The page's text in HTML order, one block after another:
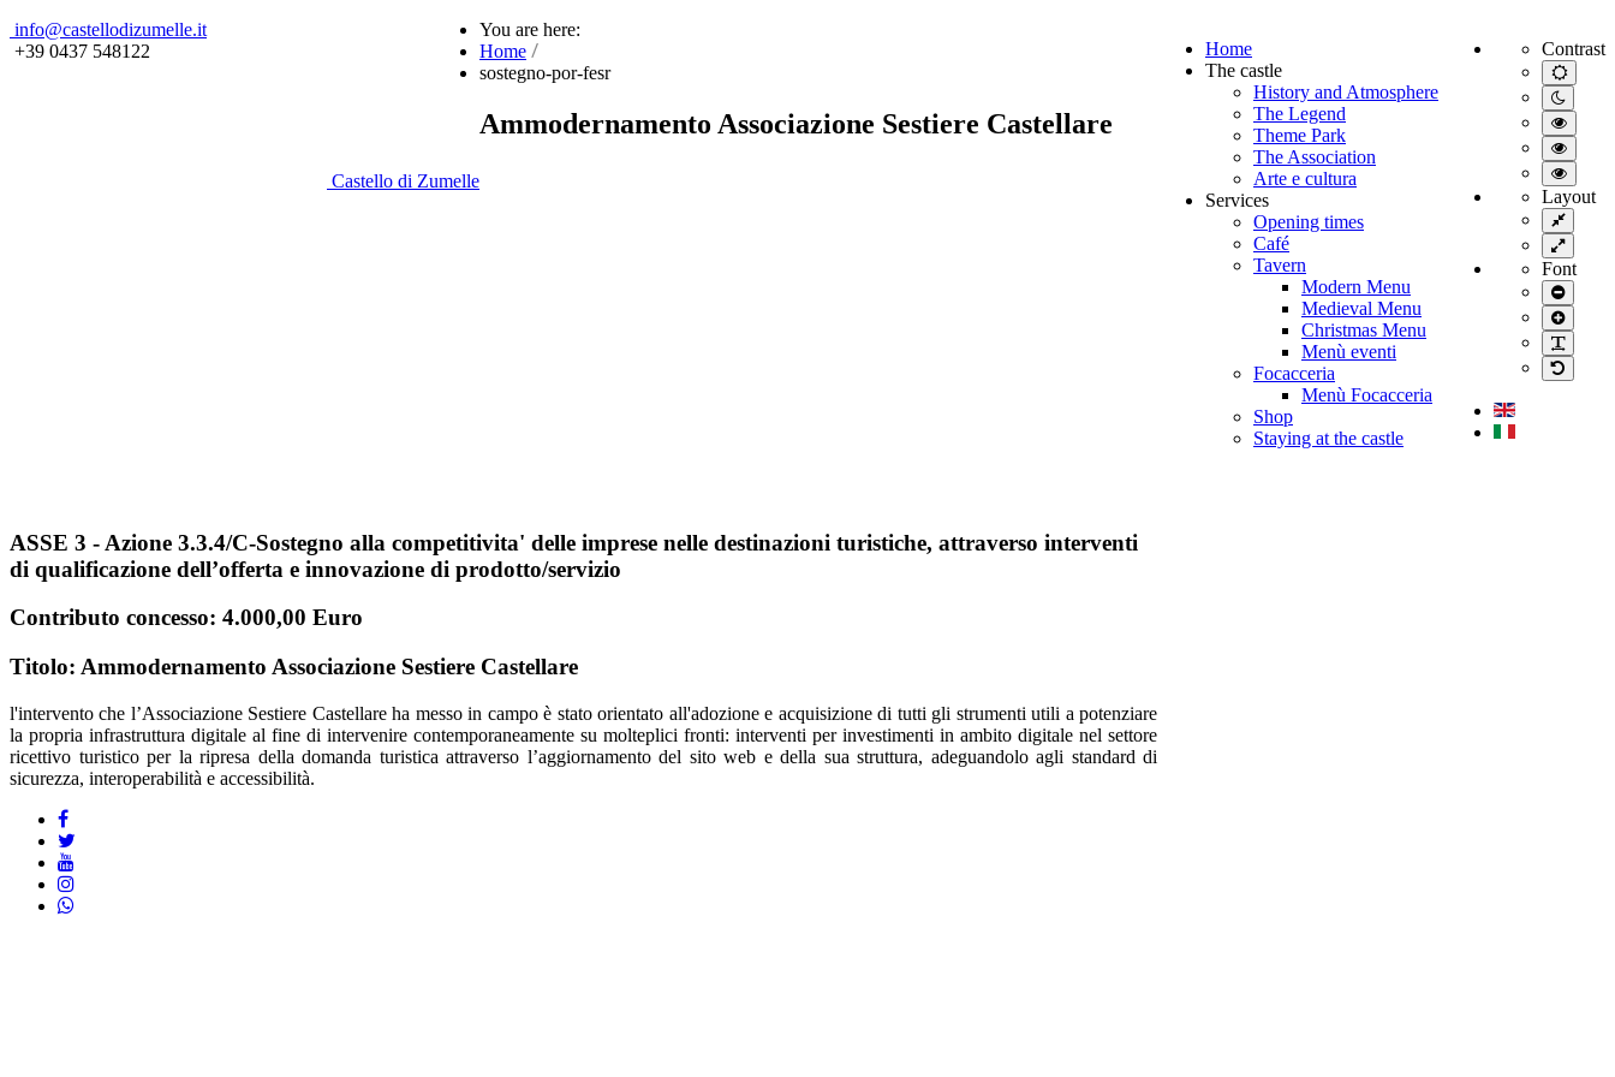
info@castellodizumelle.it
+39 0437 548122
Contrast
Default
mode
Night
mode
High
black/
mode.
High
black/
mode.
High
mode.
Layout
Fixed
layout
Wide
layout
Font
Smaller
font
Larger
font
Default
font
Castello di Zumelle
Home
The castle
History and Atmosphere
The Legend
Theme Park
The Association
Arte e cultura
Services
Opening times
Café
Tavern
Modern Menu
Medieval Menu
Christmas Menu
Menù eventi
Focacceria
Menù Focacceria
Shop
Staying at the castle
You are here:
Home
sostegno-por-fesr
Ammodernamento Associazione Sestiere Castellare
ASSE 3 - Azione 3.3.4/C-Sostegno alla competitivita' delle imprese nelle destinazioni turistiche, attraverso interventi
di qualificazione dell’offerta e innovazione di prodotto/servizio
Contributo concesso: 4.000,00 Euro
Titolo: Ammodernamento Associazione Sestiere Castellare
l'intervento che l’Associazione Sestiere Castellare ha messo in campo è stato orientato all'adozione e acquisizione di tutti gli strumenti utili a potenziare
la propria infrastruttura digitale al fine di intervenire contemporaneamente su molteplici fronti: interventi per investimenti in ambito digitale nel settore
ricettivo turistico per la ripresa della domanda turistica attraverso l’aggiornamento del sito web e della sua struttura, adeguandolo agli standard di
sicurezza, interoperabilità e accessibilità.